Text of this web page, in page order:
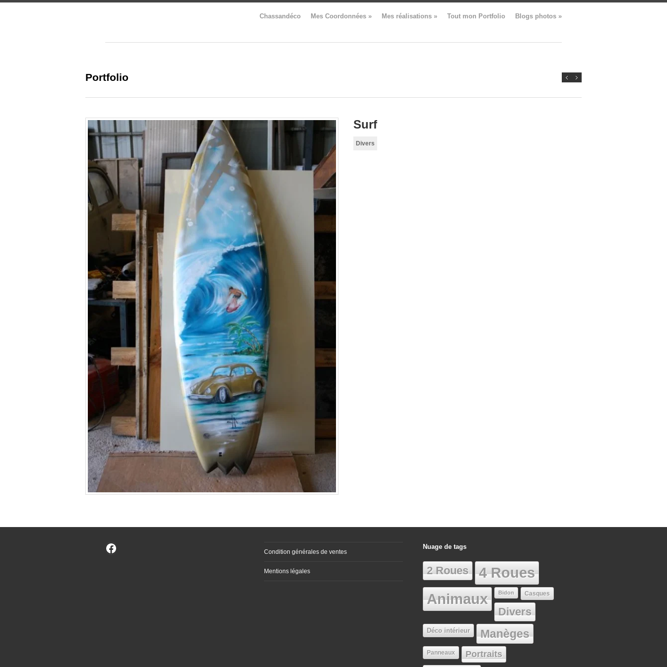
Chassandéco Mes Coordonnées » Mes réalisations » Tout mon Portfolio Blogs photos »
Portfolio
Surf
Divers
Facebook Condition générales de ventes
Mentions légales
Nuage de tags
2 Roues 4 Roues
Animaux Bidon Casques
Divers
Déco intérieur Manèges
Panneaux Portraits